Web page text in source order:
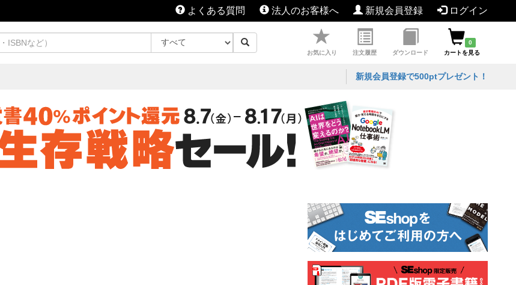
よくある質問 法人のお客様へ 新規会員登録 ログイン
お気に入り 注文履歴 ダウンロード
0
カートを見る
新規会員登録で500ptプレゼント！